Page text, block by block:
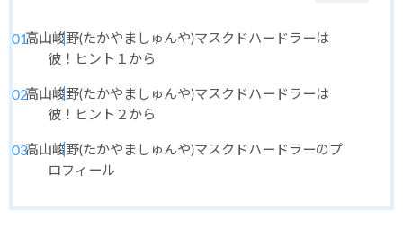
高山峻野(たかやましゅんや)マスクドハードラーは
彼！ヒント１から
高山峻野(たかやましゅんや)マスクドハードラーは
彼！ヒント２から
高山峻野(たかやましゅんや)マスクドハードラーのプ
ロフィール